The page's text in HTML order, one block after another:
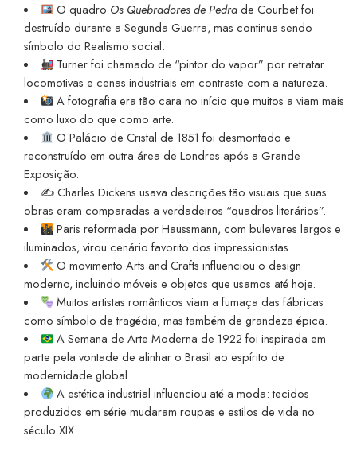
O quadro Os Quebradores de Pedrade Courbet foi
destruído durante a Segunda Guerra, mas continua sendo
símbolo do Realismo social.
Turner foi chamado de “pintor do vapor” por retratar
locomotivas e cenas industriais em contraste com a natureza.
A fotografia era tão cara no início que muitos a viam mais
como luxo do que como arte.
O Palácio de Cristal de 1851 foi desmontado e
reconstruído em outra área de Londres após a Grande
Exposição.
✍️ Charles Dickens usava descrições tão visuais que suas
obras eram comparadas a verdadeiros “quadros literários”.
Paris reformada por Haussmann, com bulevares largos e
iluminados, virou cenário favorito dos impressionistas.
O movimento Arts and Crafts influenciou o design
moderno, incluindo móveis e objetos que usamos até hoje.
Muitos artistas românticos viam a fumaça das fábricas
como símbolo de tragédia, mas também de grandeza épica.
A Semana de Arte Moderna de 1922 foi inspirada em
parte pela vontade de alinhar o Brasil ao espírito de
modernidade global.
A estética industrial influenciou até a moda: tecidos
produzidos em série mudaram roupas e estilos de vida no
século XIX.